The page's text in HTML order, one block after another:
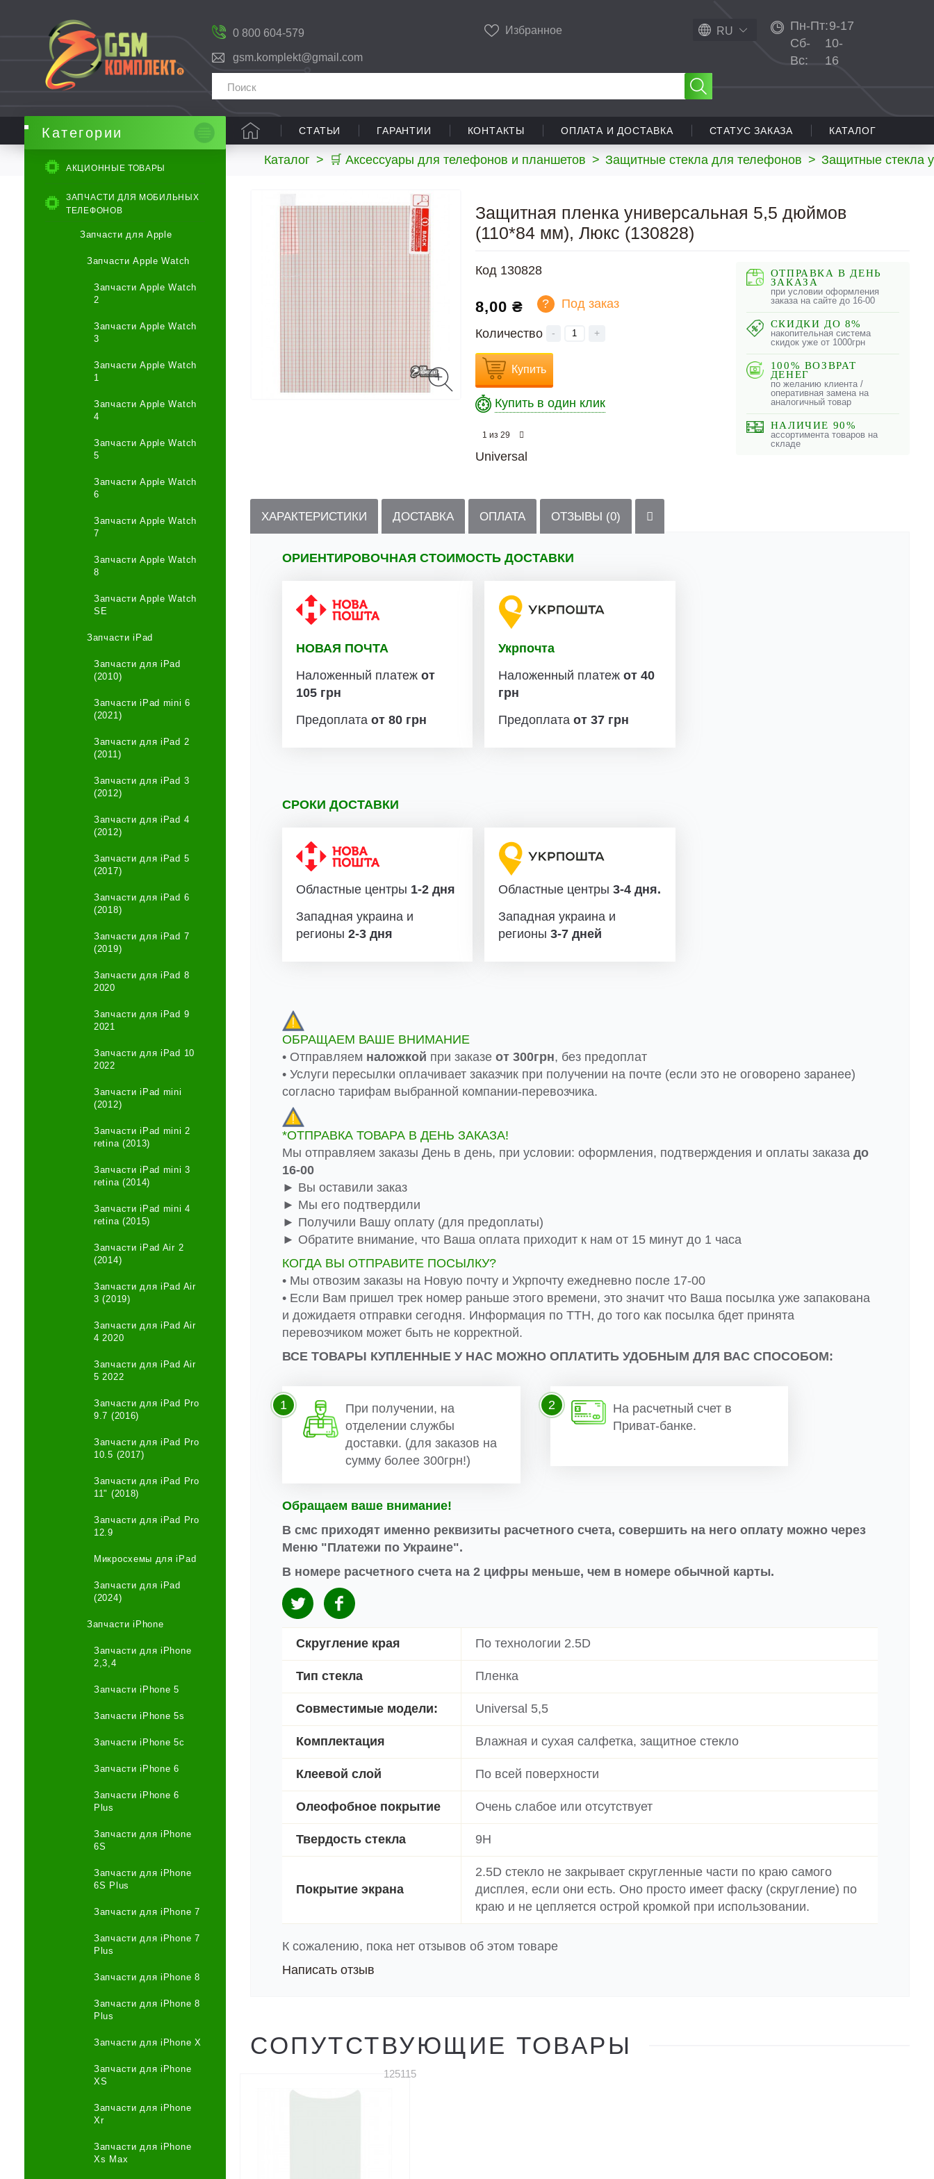
0 800 604-579
gsm.komplekt@gmail.com
Избранное RU Пн-Пт:9-17
Сб-
Вс:
10-
16
СТАТЬИ ГАРАНТИИ КОНТАКТЫ ОПЛАТА И ДОСТАВКА СТАТУС ЗАКАЗА КАТАЛОГ
Каталог > 🛒 Аксессуары для телефонов и планшетов > Защитные стекла для телефонов > Защитные стекла
Категории
АКЦИОННЫЕ ТОВАРЫ
ЗАПЧАСТИ ДЛЯ МОБИЛЬНЫХ
ТЕЛЕФОНОВ
Запчасти для Apple
Запчасти Apple Watch
Запчасти Apple Watch
2
Запчасти Apple Watch
3
Запчасти Apple Watch
1
Запчасти Apple Watch
4
Запчасти Apple Watch
5
Запчасти Apple Watch
6
Запчасти Apple Watch
7
Запчасти Apple Watch
8
Запчасти Apple Watch
SE
Запчасти iPad
Запчасти для iPad
(2010)
Запчасти iPad mini 6
(2021)
Запчасти для iPad 2
(2011)
Запчасти для iPad 3
(2012)
Запчасти для iPad 4
(2012)
Запчасти для iPad 5
(2017)
Запчасти для iPad 6
(2018)
Запчасти для iPad 7
(2019)
Запчасти для iPad 8
2020
Запчасти для iPad 9
2021
Запчасти для iPad 10
2022
Запчасти iPad mini
(2012)
Запчасти iPad mini 2
retina (2013)
Запчасти iPad mini 3
retina (2014)
Запчасти iPad mini 4
retina (2015)
Запчасти iPad Air 2
(2014)
Запчасти для iPad Air
3 (2019)
Запчасти для iPad Air
4 2020
Запчасти для iPad Air
5 2022
Запчасти для iPad Pro
9.7 (2016)
Запчасти для iPad Pro
10.5 (2017)
Запчасти для iPad Pro
11" (2018)
Запчасти для iPad Pro
12.9
Микросхемы для iPad
Запчасти для iPad
(2024)
Запчасти iPhone
Запчасти для iPhone
2,3,4
Запчасти iPhone 5
Запчасти iPhone 5s
Запчасти iPhone 5c
Запчасти iPhone 6
Запчасти iPhone 6
Plus
Запчасти для iPhone
6S
Запчасти для iPhone
6S Plus
Запчасти для iPhone 7
Запчасти для iPhone 7
Plus
Запчасти для iPhone 8
Запчасти для iPhone 8
Plus
Запчасти для iPhone X
Запчасти для iPhone
XS
Запчасти для iPhone
Xr
Запчасти для iPhone
Xs Max
Защитная пленка универсальная 5,5 дюймов
(110*84 мм), Люкс (130828)
Код 130828
8,00 ₴ ? Под заказ
Количество - +
Купить
Купить в один клик
1 из 29
Universal
ОТПРАВКА В ДЕНЬ
ЗАКАЗА
при условии оформления
заказа на сайте до 16-00
СКИДКИ ДО 8%
накопительная система
скидок уже от 1000грн
100% ВОЗВРАТ
ДЕНЕГ
по желанию клиента /
оперативная замена на
аналогичный товар
НАЛИЧИЕ 90%
ассортимента товаров на
складе
ХАРАКТЕРИСТИКИ ДОСТАВКА ОПЛАТА ОТЗЫВЫ (0)
ОРИЕНТИРОВОЧНАЯ СТОИМОСТЬ ДОСТАВКИ
НОВАЯ ПОЧТА
Наложенный платеж от
105 грн
Предоплата от 80 грн
Укрпочта
Наложенный платежот 40
грн
Предоплатаот 37 грн
СРОКИ ДОСТАВКИ
Областные центры 1-2 дня
Западная украина и
регионы 2-3 дня
Областные центры 3-4 дня.
Западная украина и
регионы 3-7 дней
ОБРАЩАЕМ ВАШЕ ВНИМАНИЕ
• Отправляем наложкой при заказе от 300грн, без предоплат
• Услуги пересылки оплачивает заказчик при получении на почте (если это не оговорено заранее)
согласно тарифам выбранной компании-перевозчика.
*ОТПРАВКА ТОВАРА В ДЕНЬ ЗАКАЗА!
Мы отправляем заказы День в день, при условии: оформления, подтверждения и оплаты заказа до
16-00
► Вы оставили заказ
► Мы его подтвердили
► Получили Вашу оплату (для предоплаты)
► Обратите внимание, что Ваша оплата приходит к нам от 15 минут до 1 часа
КОГДА ВЫ ОТПРАВИТЕ ПОСЫЛКУ?
• Мы отвозим заказы на Новую почту и Укрпочту ежедневно после 17-00
• Если Вам пришел трек номер раньше этого времени, это значит что Ваша посылка уже запакована
и дожидаетя отправки сегодня. Информация по ТТН, до того как посылка бдет принята
перевозчиком может быть не корректной.
ВСЕ ТОВАРЫ КУПЛЕННЫЕ У НАС МОЖНО ОПЛАТИТЬ УДОБНЫМ ДЛЯ ВАС СПОСОБОМ:
При получении, на
отделении службы
доставки. (для заказов на
сумму более 300грн!)
1
На расчетный счет в
Приват-банке.
2
Обращаем ваше внимание!
В смс приходят именно реквизиты расчетного счета, совершить на него оплату можно через
Меню "Платежи по Украине".
В номере расчетного счета на 2 цифры меньше, чем в номере обычной карты.
Скругление края По технологии 2.5D
Тип стекла Пленка
Совместимые модели: Universal 5,5
Комплектация Влажная и сухая салфетка, защитное стекло
Клеевой слой По всей поверхности
Олеофобное покрытие Очень слабое или отсутствует
Твердость стекла 9H
Покрытие экрана
2.5D стекло не закрывает скругленные части по краю самого
дисплея, если они есть. Оно просто имеет фаску (скругление) по
краю и не цепляется острой кромкой при использовании.
К сожалению, пока нет отзывов об этом товаре
Написать отзыв
СОПУТСТВУЮЩИЕ ТОВАРЫ
125115